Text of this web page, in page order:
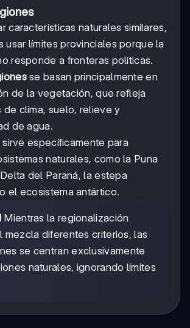
características naturales similares,
usar límites provinciales porque la
responde a fronteras políticas.
se basan principalmente en
de la vegetación, que refleja
de clima, suelo, relieve y
de agua.
sirve específicamente para
naturales, como la Puna
del Paraná, la estepa
el ecosistema antártico.
Mientras la regionalización
mezcla diferentes criterios, las
se centran exclusivamente
naturales, ignorando límites